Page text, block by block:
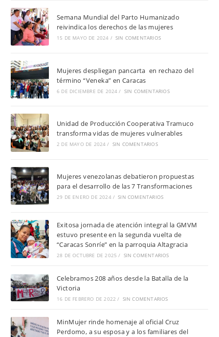
Semana Mundial del Parto Humanizado
reivindica los derechos de las mujeres
15 DE MAYO DE 2024 / SIN COMENTARIOS
Mujeres despliegan pancarta en rechazo del
término “Veneka” en Caracas
6 DE DICIEMBRE DE 2024 / SIN COMENTARIOS
Unidad de Producción Cooperativa Tramuco
transforma vidas de mujeres vulnerables
2 DE MAYO DE 2024 / SIN COMENTARIOS
Mujeres venezolanas debatieron propuestas
para el desarrollo de las 7 Transformaciones
29 DE ENERO DE 2024 / SIN COMENTARIOS
Exitosa jornada de atención integral la GMVM
estuvo presente en la segunda vuelta de
“Caracas Sonríe” en la parroquia Altagracia
28 DE OCTUBRE DE 2025 / SIN COMENTARIOS
Celebramos 208 años desde la Batalla de la
Victoria
16 DE FEBRERO DE 2022 / SIN COMENTARIOS
MinMujer rinde homenaje al oficial Cruz
Perdomo, a su esposa y a los familiares del